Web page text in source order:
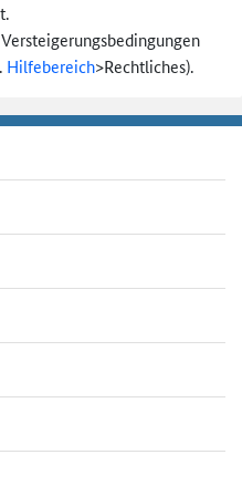
Hilfebereich>Rechtliches).